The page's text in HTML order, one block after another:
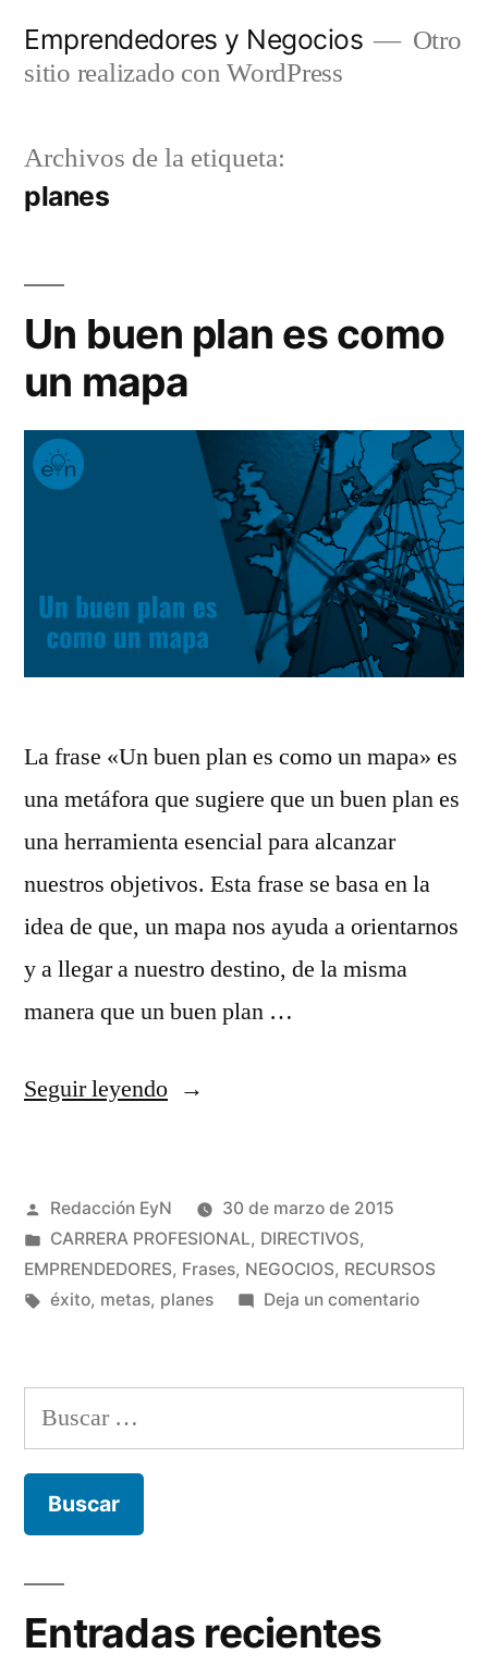
Emprendedores y Negocios
Otro
sitio realizado con WordPress
Archivos de la etiqueta:
planes
Un buen plan es como
un mapa
La frase «Un buen plan es como un mapa» es
una metáfora que sugiere que un buen plan es
una herramienta esencial para alcanzar
nuestros objetivos. Esta frase se basa en la
idea de que, un mapa nos ayuda a orientarnos
y a llegar a nuestro destino, de la misma
manera que un buen plan …
Seguir leyendo«Un
es
como
un
Publicado
por
Redacción EyN
30 de marzo de 2015
Publicado
en
CARRERA PROFESIONAL, DIRECTIVOS,
EMPRENDEDORES, Frases, NEGOCIOS, RECURSOS
Etiquetas:
éxito, metas, planes Deja un comentarioen
plan
como
Buscar:
Entradas recientes